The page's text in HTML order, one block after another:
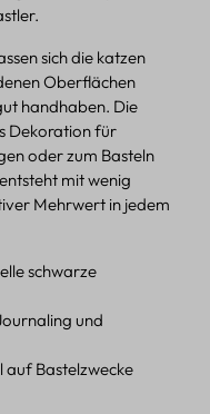
sich die katzen
Oberflächen
handhaben. Die
Dekoration für
oder zum Basteln
mit wenig
Mehrwert in jedem
schwarze
und
Bastelzwecke